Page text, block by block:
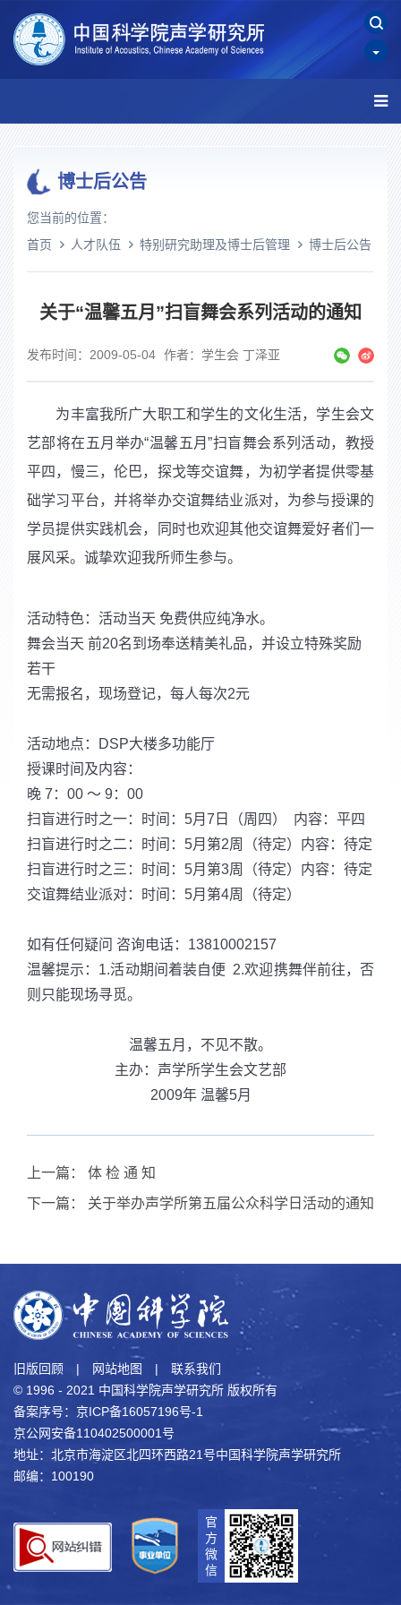
博士后公告
您当前的位置：
首页
人才队伍 特别研究助理及博士后管理 博士后公告
关于“温馨五月”扫盲舞会系列活动的通知
发布时间：2009-05-04 作者：学生会 丁泽亚
为丰富我所广大职工和学生的文化生活，学生会文
艺部将在五月举办“温馨五月”扫盲舞会系列活动，教授
平四，慢三，伦巴，探戈等交谊舞，为初学者提供零基
础学习平台，并将举办交谊舞结业派对，为参与授课的
学员提供实践机会，同时也欢迎其他交谊舞爱好者们一
展风采。诚挚欢迎我所师生参与。
活动特色：活动当天 免费供应纯净水。
舞会当天 前20名到场奉送精美礼品，并设立特殊奖励
若干
无需报名，现场登记，每人每次2元
活动地点：DSP大楼多功能厅
授课时间及内容：
晚 7：00 ～ 9：00
扫盲进行时之一：时间：5月7日（周四） 内容：平四
扫盲进行时之二：时间：5月第2周（待定）内容：待定
扫盲进行时之三：时间：5月第3周（待定）内容：待定
交谊舞结业派对：时间：5月第4周（待定）
如有任何疑问 咨询电话：13810002157
温馨提示：1.活动期间着装自便 2.欢迎携舞伴前往，否
则只能现场寻觅。
温馨五月，不见不散。
主办：声学所学生会文艺部
2009年 温馨5月
上一篇：
体 检 通 知
下一篇：
关于举办声学所第五届公众科学日活动的通知
旧版回顾 | 网站地图 |
联系我们
© 1996 - 2021 中国科学院声学研究所 版权所有
备案序号：京ICP备16057196号-1
京公网安备110402500001号
地址：北京市海淀区北四环西路21号中国科学院声学研究所
邮编：100190
官
方
微
信